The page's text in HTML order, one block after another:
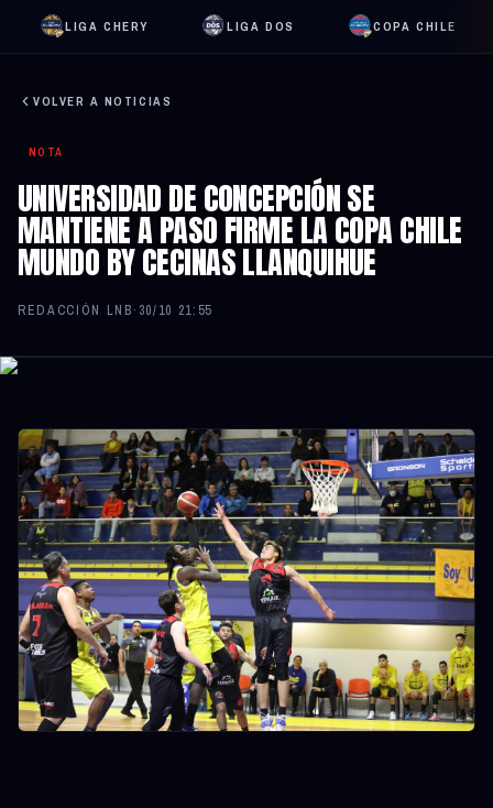
LIGA CHERY LIGA DOS COPA CHILE
VOLVER A NOTICIAS
NOTA
UNIVERSIDAD DE CONCEPCIÓN SE
MANTIENE A PASO FIRME LA COPA CHILE
MUNDO BY CECINAS LLANQUIHUE
REDACCIÓN LNB· 30/10 21:55